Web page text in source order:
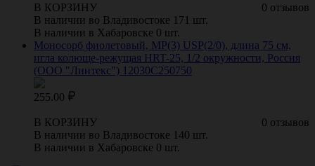
0 отзывов
В КОРЗИНУ
В наличии во Владивостоке 171 шт.
В наличии в Хабаровске 0 шт.
Моносорб фиолетовый, МР(3) USP(2/0), длина 75 см,
игла колюще-режущая HRT-25, 1/2 окружности, Россия
(ООО "Линтекс") 12030C250750
255.00
0 отзывов
В КОРЗИНУ
В наличии во Владивостоке 140 шт.
В наличии в Хабаровске 0 шт.